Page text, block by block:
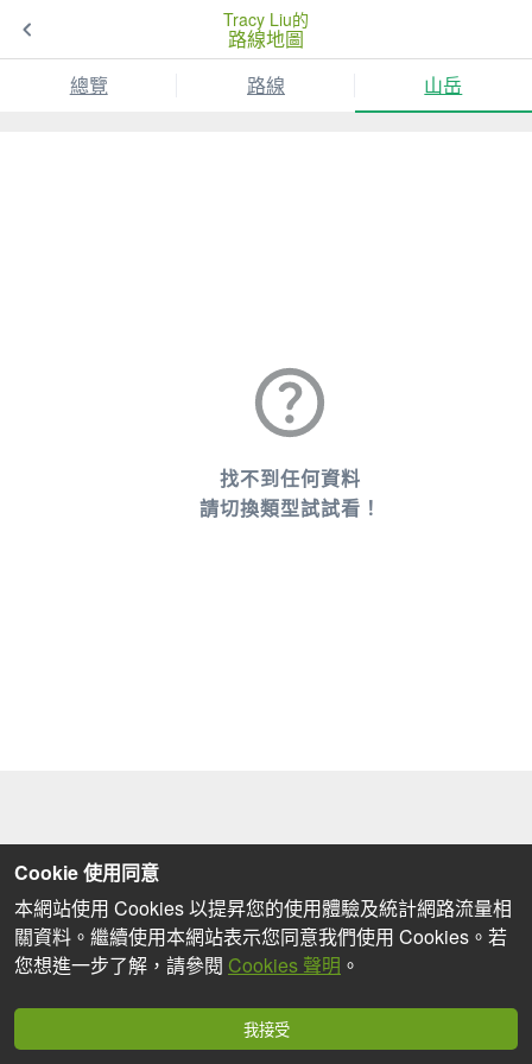
Tracy Liu的
路線地圖
總覽
路線 山岳
找不到任何資料
請切換類型試試看！
Cookie 使用同意
本網站使用 Cookies 以提昇您的使用體驗及統計網路流量相
關資料。繼續使用本網站表示您同意我們使用 Cookies。若
您想進一步了解，請參閱 Cookies 聲明 。
我接受